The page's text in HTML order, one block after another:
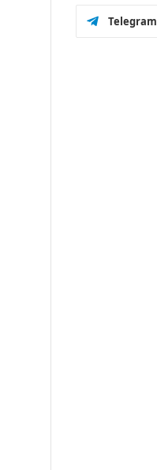
Telegram